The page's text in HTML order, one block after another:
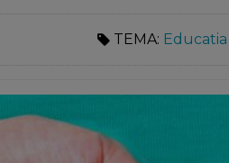
TEMA: